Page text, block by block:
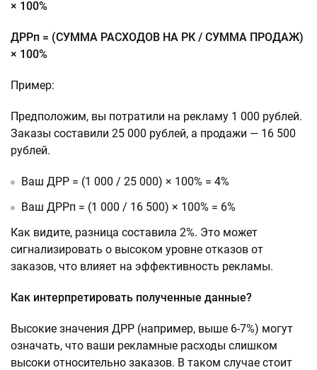
× 100%
ДРРп = (СУММА РАСХОДОВ НА РК / СУММА ПРОДАЖ)
× 100%
Пример:
Предположим, вы потратили на рекламу 1 000 рублей.
Заказы составили 25 000 рублей, а продажи — 16 500
рублей.
Ваш ДРР = (1 000 / 25 000) × 100% = 4%
Ваш ДРРп = (1 000 / 16 500) × 100% = 6%
Как видите, разница составила 2%. Это может
сигнализировать о высоком уровне отказов от
заказов, что влияет на эффективность рекламы.
Как интерпретировать полученные данные?
Высокие значения ДРР (например, выше 6-7%) могут
означать, что ваши рекламные расходы слишком
высоки относительно заказов. В таком случае стоит